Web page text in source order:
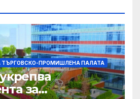
ТЪРГОВСКО-ПРОМИШЛЕНА ПАЛАТА
за